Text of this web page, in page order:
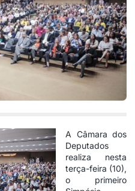
A Câmara dos
Deputados
realiza nesta
terça-feira (10),
o primeiro